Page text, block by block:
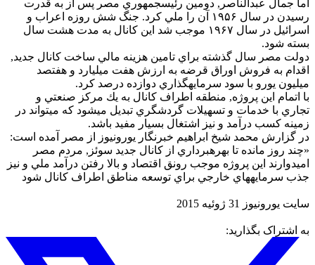
اما جمال عبدالناصر, دومين رئيسجمهوري مصر پس از به قدرت
رسيدن در سال ۱۹۵۶ آن را ملي كرد. جنگ شش روزه اعراب و
اسرائيل در سال ۱۹۶۷ موجب شد اين كانال به مدت هشت سال
بسته شود.
دولت مصر سال گذشته براي تامين هزينه مالي ساخت كانال جديد,
اقدام به فروش اوراق قرضه به ارزش هفت ميليارد و هفتصد
ميليون يورو با سود سرمايهگذاري دوازده درصد كرد.
با اتمام اين پروژه, منطقه اطراف كانال به يك مركز صنعتي و
تجاري با خدمات و تسهيلات گردشگري تبديل ميشود كه ميتواند در
زمينه كسب درآمد و نيز اشتغال بسيار مفيد باشد.
در گزارش محمد شيخ ابراهيم خبرنگار يورونيوز از مصر آمده است:
«چند روز مانده تا بهرهبرداري از كانال جديد سوئز, مردم مصر
اميدوارند اين پروژه موجب رونق اقتصاد و بالا رفتن درآمد ملي و نيز
جذب سرمايههاي خارجي براي توسعه مناطق اطراف كانال شود
سايت يورونيوز 31 ژوئيه 2015
به اشتراک بگذارید: